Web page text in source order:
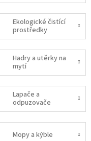
Ekologické čistící
prostředky
Hadry a utěrky na
mytí
Lapače a
odpuzovače
Mopy a kýble